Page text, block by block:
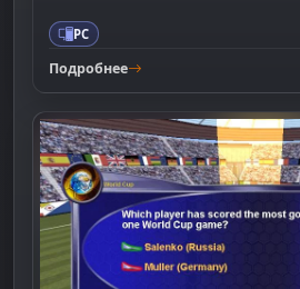
PC
Подробнее